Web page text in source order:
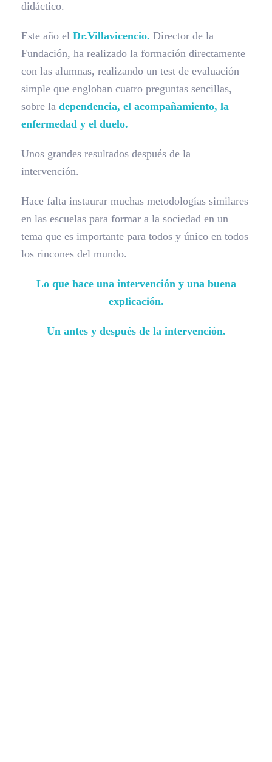
didáctico.
Este año el Dr.Villavicencio. Director de la
Fundación, ha realizado la formación directamente
con las alumnas, realizando un test de evaluación
simple que engloban cuatro preguntas sencillas,
sobre la dependencia, el acompañamiento, la
enfermedad y el duelo.
Unos grandes resultados después de la
intervención.
Hace falta instaurar muchas metodologías similares
en las escuelas para formar a la sociedad en un
tema que es importante para todos y único en todos
los rincones del mundo.
Lo que hace una intervención y una buena
explicación.
Un antes y después de la intervención.